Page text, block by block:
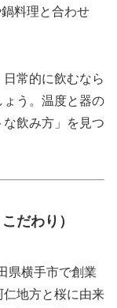
料理と合わせ
常的に飲むなら
う。温度と器の
飲み方」を見つ
だわり）
県横手市で創業
仁地方と桜に由来